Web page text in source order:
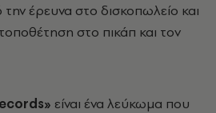
έρευνα στο δισκοπωλείο και
στο πικάπ και τον
είναι ένα λεύκωμα που